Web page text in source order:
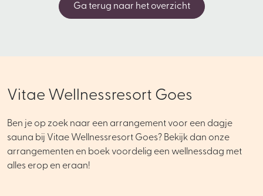
Ga terug naar het overzicht
Vitae Wellnessresort Goes
Ben je op zoek naar een arrangement voor een dagje
sauna bij Vitae Wellnessresort Goes? Bekijk dan onze
arrangementen en boek voordelig een wellnessdag met
alles erop en eraan!